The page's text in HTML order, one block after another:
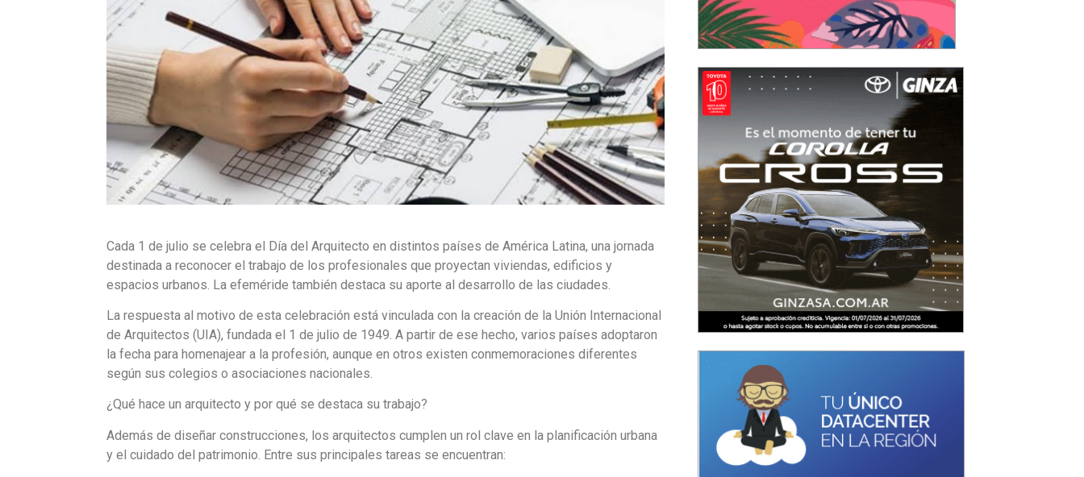
Cada 1 de julio se celebra el Día del Arquitecto en distintos países de América Latina, una jornada
destinada a reconocer el trabajo de los profesionales que proyectan viviendas, edificios y
espacios urbanos. La efeméride también destaca su aporte al desarrollo de las ciudades.
La respuesta al motivo de esta celebración está vinculada con la creación de la Unión Internacional
de Arquitectos (UIA), fundada el 1 de julio de 1949. A partir de ese hecho, varios países adoptaron
la fecha para homenajear a la profesión, aunque en otros existen conmemoraciones diferentes
según sus colegios o asociaciones nacionales.
¿Qué hace un arquitecto y por qué se destaca su trabajo?
Además de diseñar construcciones, los arquitectos cumplen un rol clave en la planificación urbana
y el cuidado del patrimonio. Entre sus principales tareas se encuentran: